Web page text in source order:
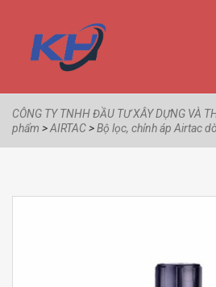
CÔNG TY TNHH ĐẦU TƯ XÂY DỰNG VÀ
phẩm >AIRTAC>Bộ lọc, chỉnh áp Airtac